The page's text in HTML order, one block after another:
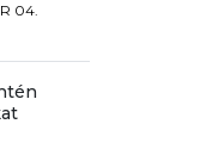
04.